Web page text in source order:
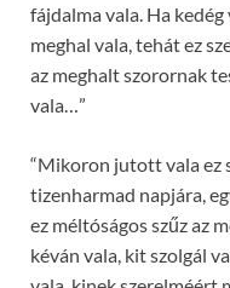
fájdalma vala. Ha
meghal vala, tehát ez
az meghalt szorornak
vala…”
“Mikoron jutott vala ez
tizenharmad napjára,
ez méltóságos szűz az
kéván vala, kit szolgál